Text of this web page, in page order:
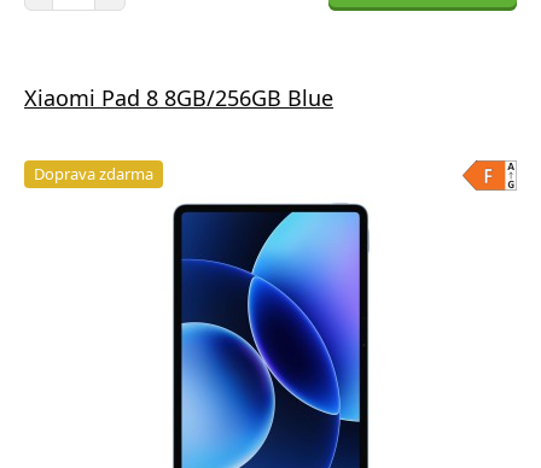
Xiaomi Pad 8 8GB/256GB Blue
Doprava zdarma